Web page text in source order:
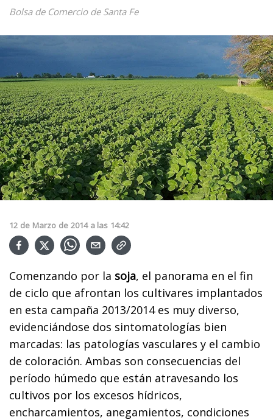
Bolsa de Comercio de Santa Fe
12 de Marzo de 2014 a las 14:42
Comenzando por la soja, el panorama en el fin
de ciclo que afrontan los cultivares implantados
en esta campaña 2013/2014 es muy diverso,
evidenciándose dos sintomatologías bien
marcadas: las patologías vasculares y el cambio
de coloración. Ambas son consecuencias del
período húmedo que están atravesando los
cultivos por los excesos hídricos,
encharcamientos, anegamientos, condiciones